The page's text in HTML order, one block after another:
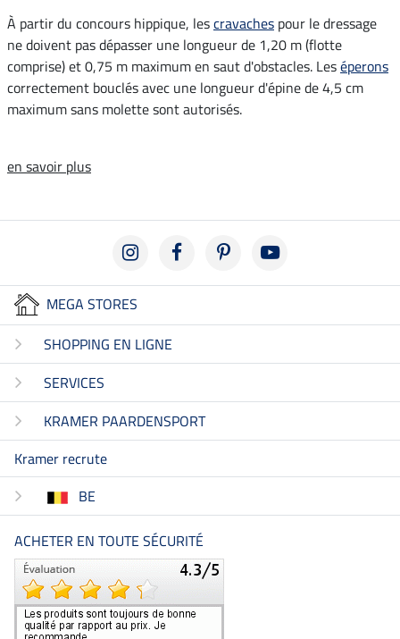
À partir du concours hippique, lescravaches pour le dressage
ne doivent pas dépasser une longueur de 1,20 m (flotte
comprise) et 0,75 m maximum en saut d'obstacles. Leséperons
correctement bouclés avec une longueur d'épine de 4,5 cm
maximum sans molette sont autorisés.
en savoir plus
MEGA STORES
SHOPPING EN LIGNE
SERVICES
KRAMER PAARDENSPORT
Kramer recrute
BE
ACHETER EN TOUTE SÉCURITÉ